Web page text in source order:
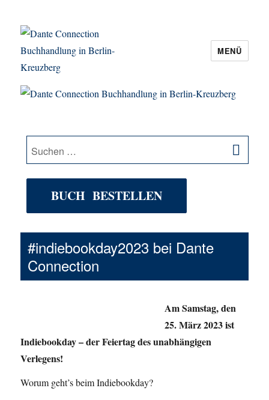
Dante Connection Buchhandlung in
MENÜ
Suche
nach:
BUCH BESTELLEN
#indiebookday2023 bei Dante
Connection
Am Samstag, den
25. März 2023 ist
Indiebookday – der Feiertag des unabhängigen
Verlegens!
Worum geht’s beim Indiebookday?